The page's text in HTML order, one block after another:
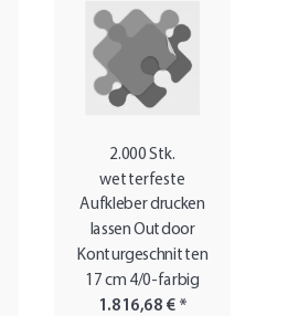
2.000 Stk.
wetterfeste
Aufkleber drucken
lassen Outdoor
Konturgeschnitten
17 cm 4/0-farbig
1.816,68 € *